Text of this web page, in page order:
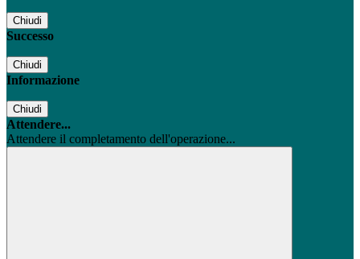
Chiudi
Successo
Chiudi
Informazione
Chiudi
Attendere...
Attendere il completamento dell'operazione...